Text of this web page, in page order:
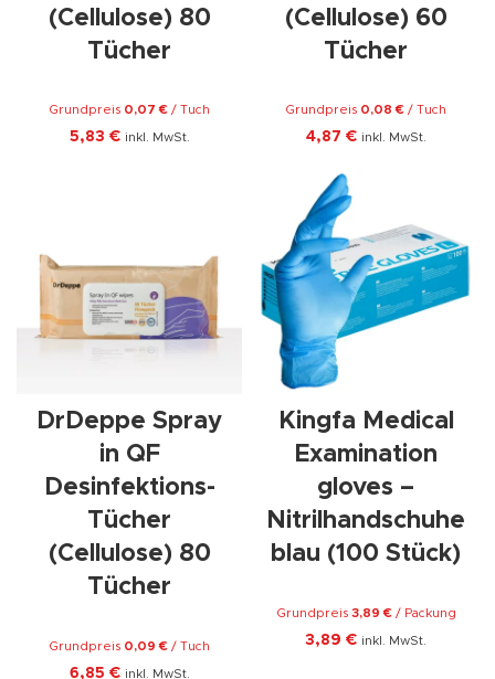
(Cellulose) 80
Tücher
5,83 € inkl. MwSt.
Grundpreis 0,07€ / Tuch
(Cellulose) 60
Tücher
4,87 € inkl. MwSt.
Grundpreis 0,08€ / Tuch
DrDeppe Spray
in QF
Desinfektions-
Tücher
(Cellulose) 80
Tücher
6,85 € inkl. MwSt.
Grundpreis 0,09€ / Tuch
Kingfa Medical
Examination
gloves –
Nitrilhandschuhe
blau (100 Stück)
3,89 € inkl. MwSt.
Grundpreis 3,89€/ Packung